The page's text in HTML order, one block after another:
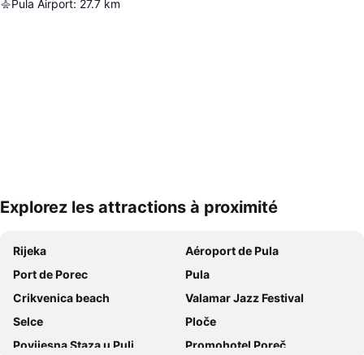
Pula Airport: 27.7 km
Explorez les attractions à proximité
Rijeka
Aéroport de Pula
Port de Porec
Pula
Crikvenica beach
Valamar Jazz Festival
Selce
Ploče
Povijesna Staza u Puli
Promohotel Poreč